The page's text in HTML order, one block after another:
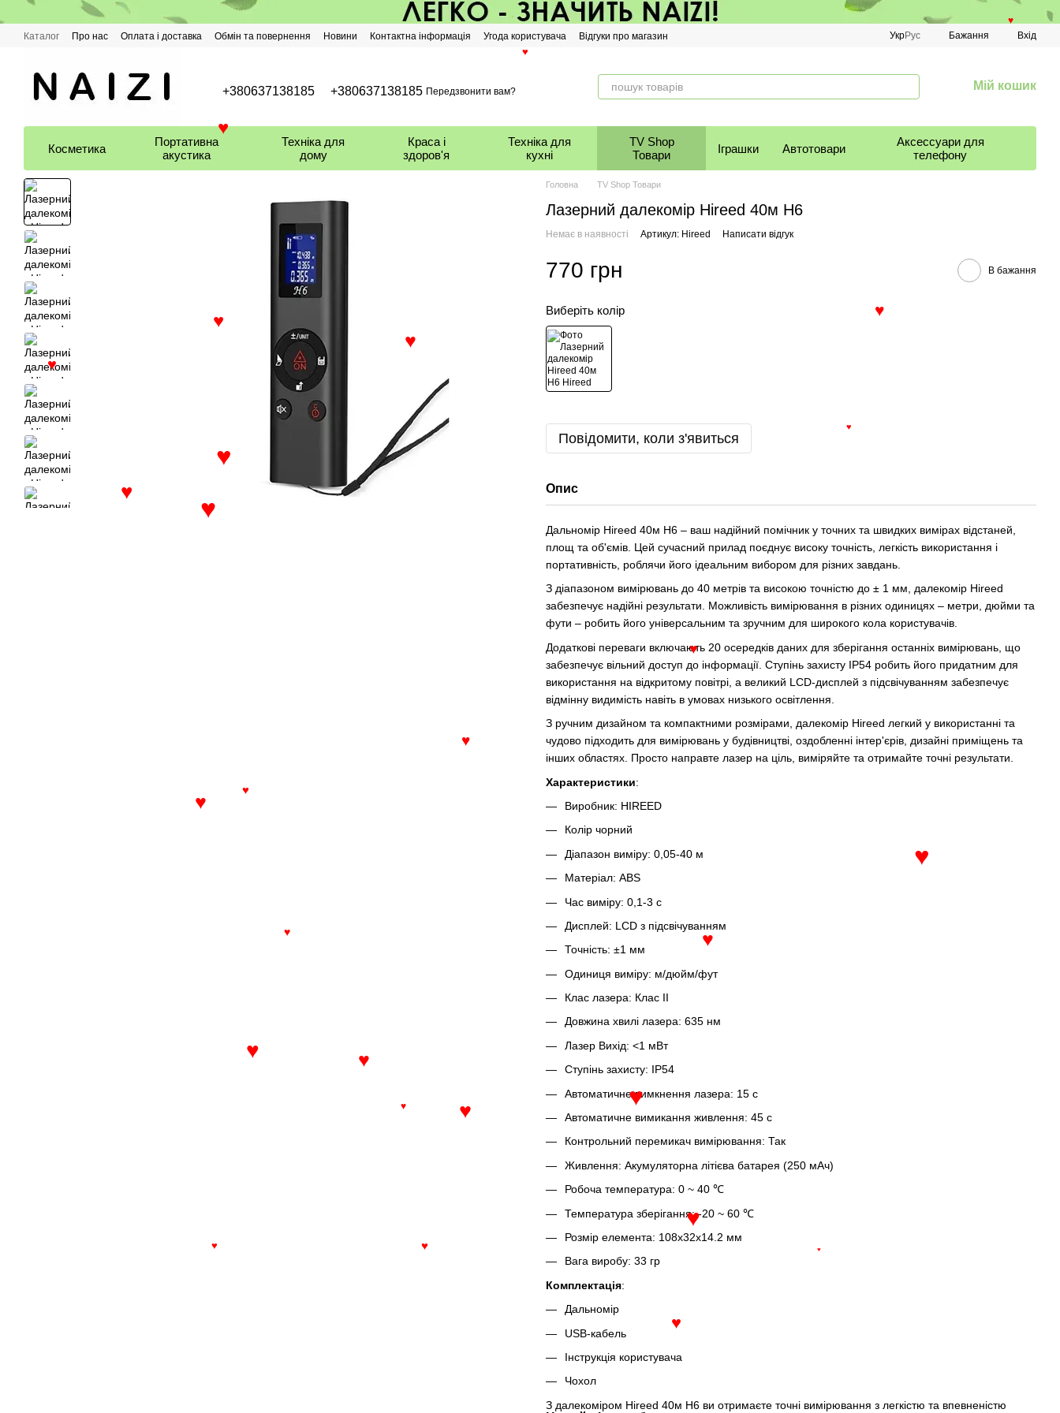
Перейти до основного контенту
Каталог Про нас Оплата і доставка Обмін та повернення Новини Контактна інформація Угода користувача Відгуки про магазин УкрРус Бажання Вхід
+380637138185 +380637138185 Передзвонити вам? Мій кошик
Косметика
Портативна
акустика
Техніка для
дому
Краса і
здоров'я
Техніка для
кухні
TV Shop
Товари
Іграшки Автотовари
Аксессуари для
телефону
Головна TV Shop Товари
Лазерний далекомір Hireed 40м H6
Немає в наявності Артикул: Hireed Написати відгук
770 грн В бажання
Виберіть колір
Повідомити, коли з'явиться
Опис
Дальномір Hireed 40м H6 – ваш надійний помічник у точних та швидких вимірах відстаней,
площ та об'ємів. Цей сучасний прилад поєднує високу точність, легкість використання і
портативність, роблячи його ідеальним вибором для різних завдань.
З діапазоном вимірювань до 40 метрів та високою точністю до ± 1 мм, далекомір Hireed
забезпечує надійні результати. Можливість вимірювання в різних одиницях – метри, дюйми та
фути – робить його універсальним та зручним для широкого кола користувачів.
Додаткові переваги включають 20 осередків даних для зберігання останніх вимірювань, що
забезпечує вільний доступ до інформації. Ступінь захисту IP54 робить його придатним для
використання на відкритому повітрі, а великий LCD-дисплей з підсвічуванням забезпечує
відмінну видимість навіть в умовах низького освітлення.
З ручним дизайном та компактними розмірами, далекомір Hireed легкий у використанні та
чудово підходить для вимірювань у будівництві, оздобленні інтер'єрів, дизайні приміщень та
інших областях. Просто направте лазер на ціль, виміряйте та отримайте точні результати.
Характеристики:
Виробник: HIREED
Колір чорний
Діапазон виміру: 0,05-40 м
Матеріал: ABS
Час виміру: 0,1-3 с
Дисплей: LCD з підсвічуванням
Точність: ±1 мм
Одиниця виміру: м/дюйм/фут
Клас лазера: Клас II
Довжина хвилі лазера: 635 нм
Лазер Вихід: <1 мВт
Ступінь захисту: IP54
Автоматичне вимкнення лазера: 15 с
Автоматичне вимикання живлення: 45 с
Контрольний перемикач вимірювання: Так
Живлення: Акумуляторна літієва батарея (250 мАч)
Робоча температура: 0 ~ 40 ℃
Температура зберігання: -20 ~ 60 ℃
Розмір елемента: 108x32x14.2 мм
Вага виробу: 33 гр
Комплектація:
Дальномір
USB-кабель
Інструкція користувача
Чохол
З далекоміром Hireed 40м H6 ви отримаєте точні вимірювання з легкістю та впевненістю
♥
♥
♥
♥
♥